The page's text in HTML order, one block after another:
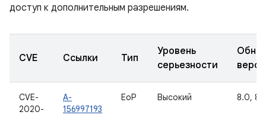
доступ к дополнительным разрешениям.
CVE Ссылки Тип
Уровень
серьезности
CVE-
2020-
A-
156997193
EoP Высокий 8.0,